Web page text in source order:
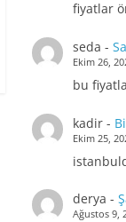
fiyatlar
seda -
Ekim 26,
bu
kadir-
Ekim 25,
derya -
Ağustos 9,